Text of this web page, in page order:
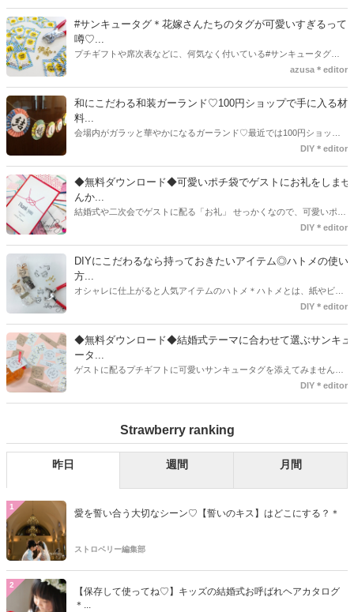
#サンキュータグ＊花嫁さんたちのタグが可愛いすぎるって
噂♡...
プチギフトや席次表などに、何気なく付いている#サンキュータグ実
はほとんどの花嫁さんが手作りしてるってご存知でしたか！？あるの
ま、付いてた方が断然可愛い♡そんなプレ花嫁さんたちの#サンキュー
タグアイデア、探してみました♪
azusa＊editor
和にこだわる和装ガーランド♡100円ショップで手に入る材
料...
会場内がガラッと華やかになるガーランド♡最近では100円ショップ
で既に完成された物が販売されていたり、ネット上でダウンロードし
す。ダウンロードしたデザインを印刷する紙をこだわるプレ花嫁さん
も・・・♡紙質や柄などでガラッと印象が変わりますよね♪
DIY＊editor
◆無料ダウンロード◆可愛いポチ袋でゲストにお礼をしませ
んか...
結婚式や二次会でゲストに配る「お礼」 せっかくなので、可愛いポチ
袋で用意しませんか？今回の記事では無料でダウンロードできるデザ
ください。いつもStrawberryを読んで頂いているプレ花嫁さんのお手
伝いが少しでも出来れば嬉しいです♡
DIY＊editor
DIYにこだわるなら持っておきたいアイテム◎ハトメの使い
方...
オシャレに仕上がると人気アイテムのハトメ＊ハトメとは、紙やビニ
ールなどに開けた穴につける金具のことでサイズが幅広く揃っていま
り、付けるものの素材や色にあわせて選ぶことができるんです♪*
DIY＊editor
◆無料ダウンロード◆結婚式テーマに合わせて選ぶサンキュ
ータ...
ゲストに配るプチギフトに可愛いサンキュータグを添えてみません
か？今回の記事では無料でダウンロードできる春婚にもピッタリなサ
るプレ花嫁さんのお手伝いが少しでも出来れば嬉しいです♡
DIY＊editor
Strawberry ranking
昨日 週間 月間
1
愛を誓い合う大切なシーン♡【誓いのキス】はどこにする？＊
ストロベリー編集部
2
【保存して使ってね♡】キッズの結婚式お呼ばれヘアカタログ
＊...